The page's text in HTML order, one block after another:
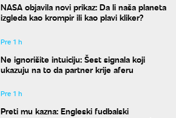
NASA objavila novi prikaz: Da li naša planeta
izgleda kao krompir ili kao plavi kliker?
Pre 1 h
Ne ignorišite intuiciju: Šest signala koji
ukazuju na to da partner krije aferu
Pre 1 h
Preti mu kazna: Engleski fudbalski